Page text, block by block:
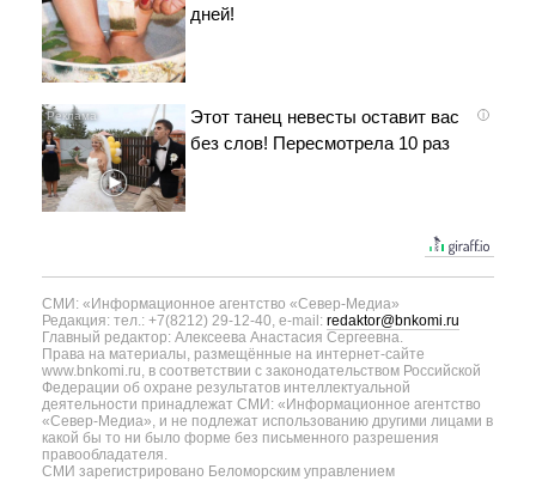
дней!
i
Этот танец невесты оставит вас
без слов! Пересмотрела 10 раз
СМИ: «Информационное агентство «Север-Медиа»
Редакция: тел.: +7(8212) 29-12-40, e-mail: redaktor@bnkomi.ru
Главный редактор: Алексеева Анастасия Сергеевна.
Права на материалы, размещённые на интернет-сайте
www.bnkomi.ru, в соответствии с законодательством Российской
Федерации об охране результатов интеллектуальной
деятельности принадлежат СМИ: «Информационное агентство
«Север-Медиа», и не подлежат использованию другими лицами в
какой бы то ни было форме без письменного разрешения
правообладателя.
СМИ зарегистрировано Беломорским управлением